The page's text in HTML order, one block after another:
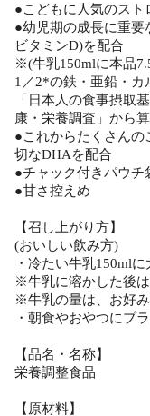
●こどもに人気のスト
●幼児期の成長に重要
ビタミンD)を配合
※(牛乳150mlに本品
1／2*の鉄・亜鉛・カ
「日本人の食事摂取
康・栄養調査」から
●これからたくさん
切なDHAを配合
●チャック付きパウチ
●甘さ控えめ
【召し上がり方】
(おいしい飲み方)
・冷たい牛乳150ml
※牛乳に溶かした後は
※牛乳の量は、お好み
・朝食やおやつにプ
【品名・名称】
栄養調整食品
【原材料】